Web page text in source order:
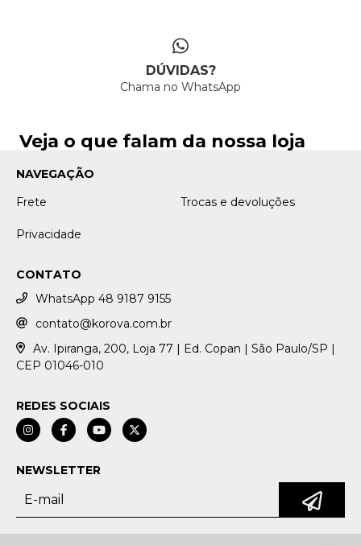
DÚVIDAS?
Chama no WhatsApp
Veja o que falam da nossa loja
NAVEGAÇÃO
Frete
Trocas e devoluções
Privacidade
CONTATO
WhatsApp 48 9187 9155
contato@korova.com.br
Av. Ipiranga, 200, Loja 77 | Ed. Copan | São Paulo/SP |
CEP 01046-010
REDES SOCIAIS
NEWSLETTER